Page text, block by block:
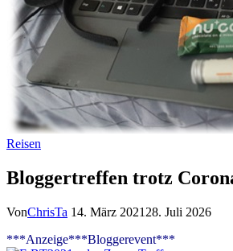
Reisen
Bloggertreffen trotz
VonChrisTa 14. März 2021 28. Juli 2026
***Anzeige***Bloggerevent***